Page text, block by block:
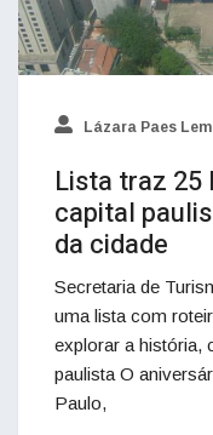
Lázara Paes
Lista traz 25
capital
da cidade
Secretaria de
uma lista com
explorar a história,
paulista O
Paulo,